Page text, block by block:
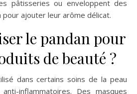
pâtisseries ou enveloppent des
pour ajouter leur arôme délicat.
le pandan pour
de beauté ?
dans certains soins de la peau
inflammatoires. Des masques